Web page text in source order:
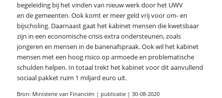
begeleiding bij het vinden van nieuw werk door het UWV
en de gemeenten. Ook komt er meer geld vrij voor om- en
bijscholing. Daarnaast gaat het kabinet mensen die kwetsbaar
zijn in een economische crisis extra ondersteunen, zoals
jongeren en mensen in de banenafspraak. Ook wil het kabinet
mensen met een hoog risico op armoede en problematische
schulden helpen. In totaal trekt het kabinet voor dit aanvullend
sociaal pakket ruim 1 miljard euro uit.
Bron: Ministerie van Financiën | publicatie | 30-08-2020